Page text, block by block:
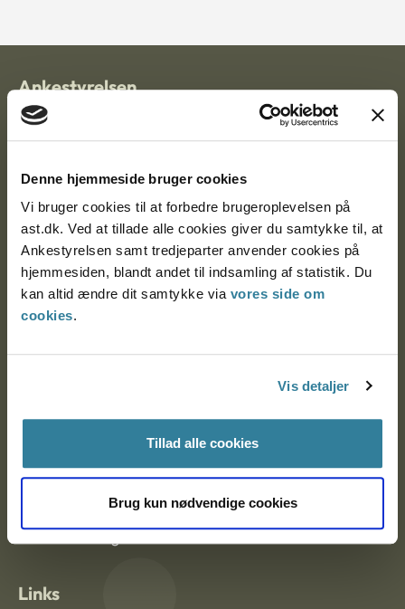
Denne hjemmeside bruger cookies
Vi bruger cookies til at forbedre brugeroplevelsen på
ast.dk. Ved at tillade alle cookies giver du samtykke til, at
Ankestyrelsen samt tredjeparter anvender cookies på
hjemmesiden, blandt andet til indsamling af statistik. Du
kan altid ændre dit samtykke via vores side om
cookies.
Vis detaljer
Tillad alle cookies
Brug kun nødvendige cookies
Ankestyrelsen
Postadresse:
9000 Aalborg
Ankestyrelsen Aalborg
Ankestyrelsen København
Om Ankestyrelsen
Om Ankestyrelsen
Links